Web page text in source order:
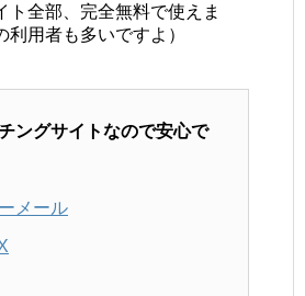
ト全部、完全無料で使えま
用者も多いですよ）
ングサイトなので安心で
メール